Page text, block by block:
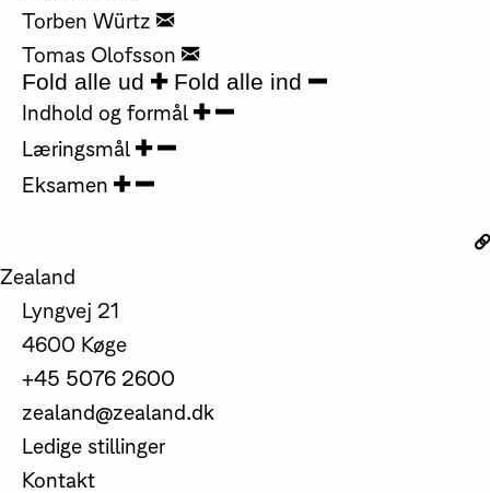
Torben Würtz
Tomas Olofsson
Fold alle ud Fold alle ind
Indhold og formål
Læringsmål
Eksamen
Zealand
Lyngvej 21
4600 Køge
+45 5076 2600
zealand@zealand.dk
Ledige stillinger
Kontakt